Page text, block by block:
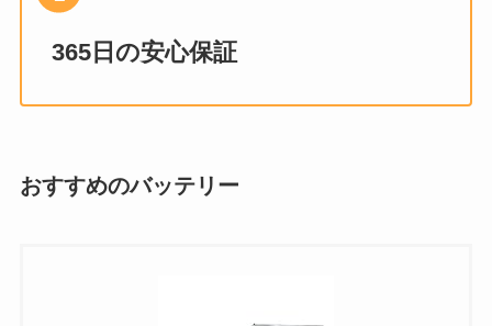
365日の安心保証
おすすめのバッテリー